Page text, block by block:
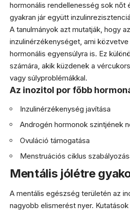
hormonális rendellenesség sok nőt
gyakran jár együtt
A tanulmányok azt mutatják, hogy
inzulinérzékenységet, ami közvetve
hormonális egyensúlyra is. Ez
számára, akik küzdenek a
vagy súlyproblémákkal.
Az inozitol por főbb
Inzulinérzékenység javítása
Androgén hormonok szintjének
Ovuláció támogatása
Menstruációs ciklus
Mentális jólétre
A mentális egészség területén az
nagyobb elismerést nyer.